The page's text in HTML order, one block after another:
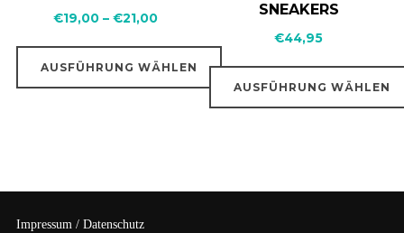
€19,00– €21,00
AUSFÜHRUNG WÄHLEN
SNEAKERS
€44,95
AUSFÜHRUNG WÄHLEN
Impressum / Datenschutz